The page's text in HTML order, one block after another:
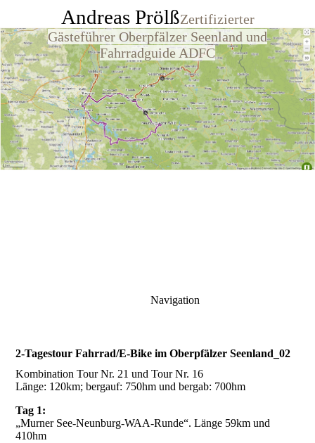
Andreas PrölßZertifizierter
Gästeführer Oberpfälzer Seenland und
Fahrradguide ADFC
Navigation
2-Tagestour Fahrrad/E-Bike im Oberpfälzer Seenland_02
Kombination Tour Nr. 21 und Tour Nr. 16
Länge: 120km; bergauf: 750hm und bergab: 700hm
Tag 1:
„Murner See-Neunburg-WAA-Runde“. Länge 59km und
410hm